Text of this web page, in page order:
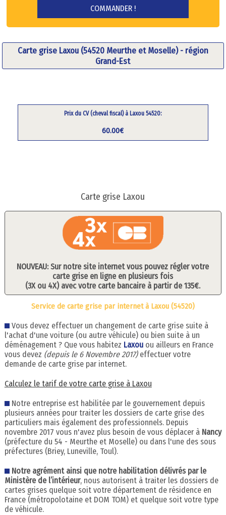
Carte grise Laxou (54520 Meurthe et Moselle) - région
Grand-Est
Prix du CV (cheval fiscal) à Laxou 54520:
60.00€
Carte grise Laxou
NOUVEAU: Sur notre site internet vous pouvez régler votre
carte grise en ligne en plusieurs fois
(3X ou 4X) avec votre carte bancaire à partir de 135€.
Service de carte grise par internet à Laxou (54520)
Vous devez effectuer un changement de carte grise suite à
l'achat d'une voiture (ou autre véhicule) ou bien suite à un
déménagement ? Que vous habitez Laxou ou ailleurs en France
vous devez (depuis le 6 Novembre 2017)effectuer votre
demande de carte grise par internet.
Calculez le tarif de votre carte grise à Laxou
Notre entreprise est habilitée par le gouvernement depuis
plusieurs années pour traiter les dossiers de carte grise des
particuliers mais également des professionnels. Depuis
novembre 2017 vous n'avez plus besoin de vous déplacer à Nancy
(préfecture du 54 - Meurthe et Moselle) ou dans l'une des sous
préfectures (Briey, Luneville, Toul).
Notre agrément ainsi que notre habilitation délivrés par le
Ministère de l’intérieur, nous autorisent à traiter les dossiers de
cartes grises quelque soit votre département de résidence en
France (métropolotaine et DOM TOM) et quelque soit votre type
de véhicule.